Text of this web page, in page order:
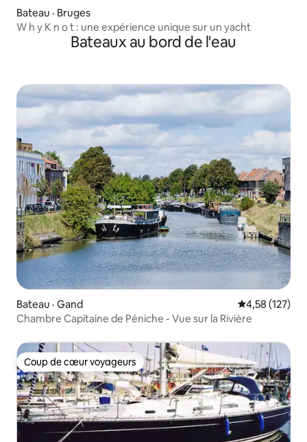
Bateau · Bruges
W h y K n o t : une expérience unique sur un yacht
Bateaux au bord de l'eau
Bateau · Gand Note
4,58 (127)
Chambre Capitaine de Péniche - Vue sur la Rivière
Coup de cœur voyageurs
Coup de cœur voyageurs